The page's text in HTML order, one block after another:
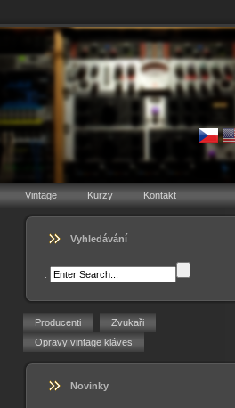
Vintage Kurzy Kontakt
Vyhledávání
:
Producenti
Zvukaři
Opravy vintage kláves
Novinky